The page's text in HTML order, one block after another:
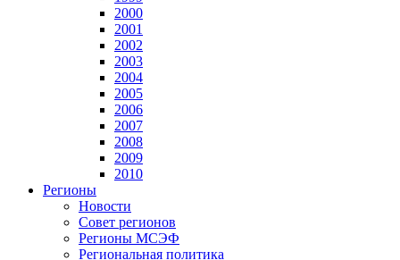
2000
2001
2002
2003
2004
2005
2006
2007
2008
2009
2010
Регионы
Новости
Совет регионов
Регионы МСЭФ
Региональная политика